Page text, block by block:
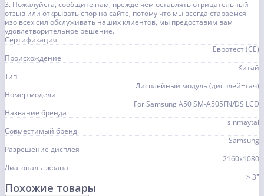
3. Пожалуйста, сообщите нам, прежде чем оставлять отрицательный
отзыв или открывать спор на сайте, потому что мы всегда стараемся
изо всех сил обслуживать наших клиентов, мы предоставим вам
удовлетворительное решение.
Сертификация
Евротест (СЕ)
Происхождение
Китай
Тип
Дисплейный модуль (дисплей+тач)
Номер модели
For Samsung A50 SM-A505FN/DS LCD
Название бренда
sinmaytai
Совместимый бренд
Samsung
Разрешение дисплея
2160x1080
Диагональ экрана
> 3"
Похожие товары